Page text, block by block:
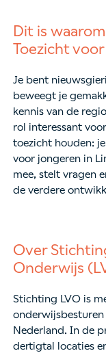
Dit is
Toezicht
Je bent
beweegt je
kennis van de
rol interessant
toezicht houden:
voor jongeren in
mee, stelt vragen
de verdere
Over
Onderwijs
Stichting LVO is
Nederland. In de
dertigtal locaties